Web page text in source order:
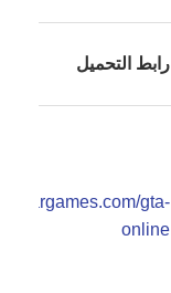
رابط التحميل
gta-
online